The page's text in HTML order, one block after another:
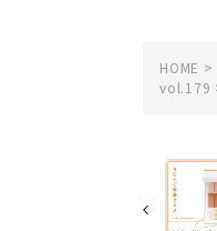
HOME
vol.179